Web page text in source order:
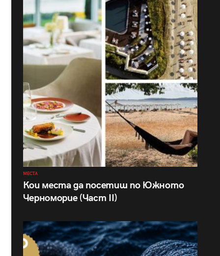
МЕСТА
Кои места да посетиш по Южното
Черноморие (Част II)